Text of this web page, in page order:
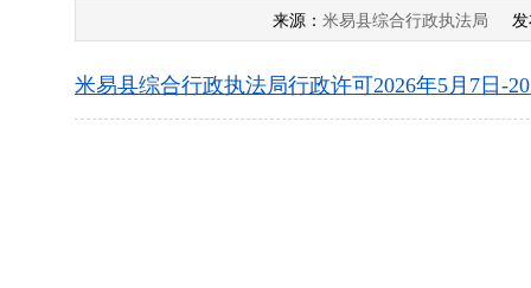
来源： 米易县综合行政执法局 发
米易县综合行政执法局行政许可2026年5月7日-